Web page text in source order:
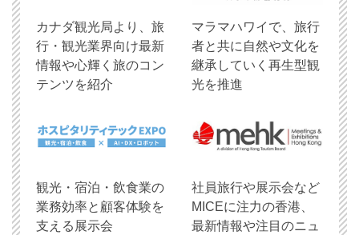
​カナダ観光局より、旅
行・観光業界向け最新
情報や心輝く旅のコン
テンツを紹介
マラマハワイで、旅行
者と共に自然や文化を
継承していく再生型観
光を推進
観光・宿泊・飲食業の
業務効率と顧客体験を
支える展示会
社員旅行や展示会など
MICEに注力の香港、
最新情報や注目のニュ